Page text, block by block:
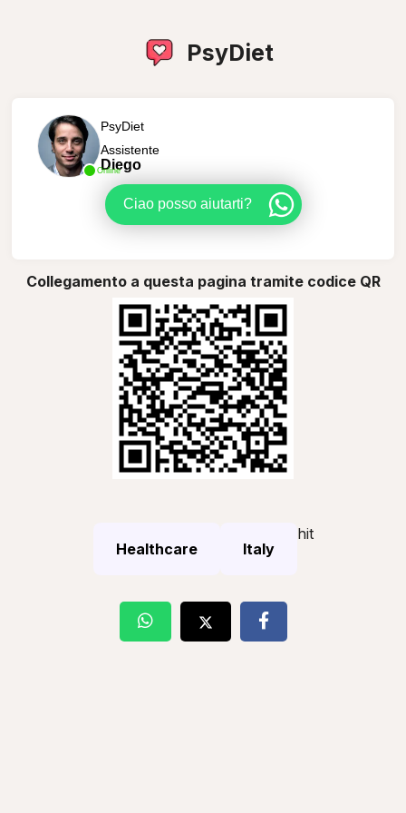
PsyDiet
Online
PsyDiet
Assistente
Diego
Ciao posso aiutarti?
Collegamento a questa pagina tramite codice QR
Healthcare Italy
hit